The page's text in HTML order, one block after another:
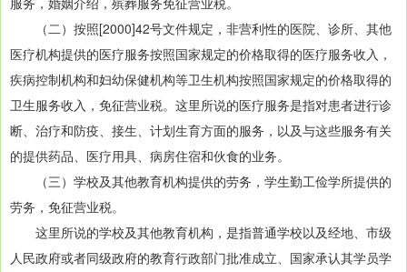
（二）按照[2000]42号文件规定，非营利性的医院、诊所、其他
医疗机构提供的医疗服务按照国家规定的价格取得的医疗服务收入，
疾病控制机构和妇幼保健机构等卫生机构按照国家规定的价格取得的
卫生服务收入，免征营业税。这里所说的医疗服务是指对患者进行诊
断、治疗和防疫、接生、计划生育方面的服务，以及与这些服务有关
的提供药品、医疗用具、病房住宿和伙食的业务。
（三）学校及其他教育机构提供的劳务，学生勤工俭学所提供的
劳务，免征营业税。
这里所说的学校及其他教育机构，是指普通学校以及经地、市级
人民政府或者同级政府的教育行政部门批准成立、国家承认其学员学